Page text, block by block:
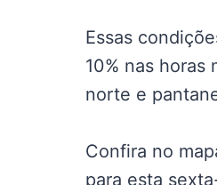
Essas
10% nas
norte e
Confira no
para esta